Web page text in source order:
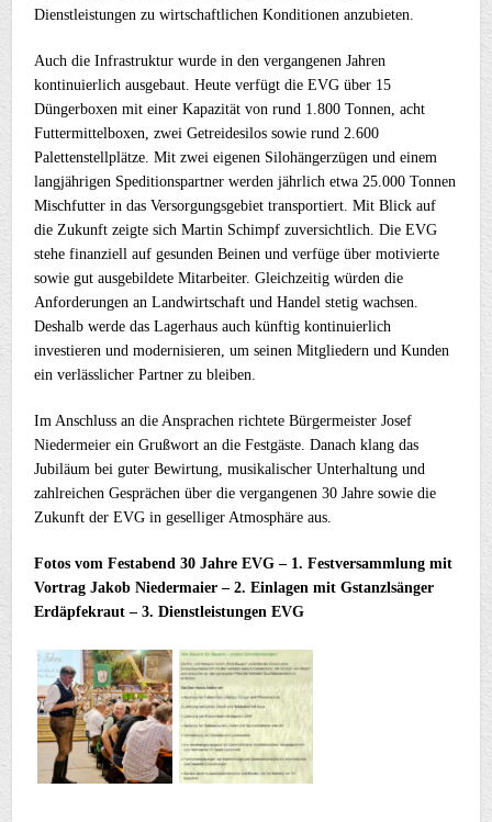
Dienstleistungen zu wirtschaftlichen Konditionen anzubieten.
Auch die Infrastruktur wurde in den vergangenen Jahren
kontinuierlich ausgebaut. Heute verfügt die EVG über 15
Düngerboxen mit einer Kapazität von rund 1.800 Tonnen, acht
Futtermittelboxen, zwei Getreidesilos sowie rund 2.600
Palettenstellplätze. Mit zwei eigenen Silohängerzügen und einem
langjährigen Speditionspartner werden jährlich etwa 25.000 Tonnen
Mischfutter in das Versorgungsgebiet transportiert. Mit Blick auf
die Zukunft zeigte sich Martin Schimpf zuversichtlich. Die EVG
stehe finanziell auf gesunden Beinen und verfüge über motivierte
sowie gut ausgebildete Mitarbeiter. Gleichzeitig würden die
Anforderungen an Landwirtschaft und Handel stetig wachsen.
Deshalb werde das Lagerhaus auch künftig kontinuierlich
investieren und modernisieren, um seinen Mitgliedern und Kunden
ein verlässlicher Partner zu bleiben.
Im Anschluss an die Ansprachen richtete Bürgermeister Josef
Niedermeier ein Grußwort an die Festgäste. Danach klang das
Jubiläum bei guter Bewirtung, musikalischer Unterhaltung und
zahlreichen Gesprächen über die vergangenen 30 Jahre sowie die
Zukunft der EVG in geselliger Atmosphäre aus.
Fotos vom Festabend 30 Jahre EVG – 1. Festversammlung mit
Vortrag Jakob Niedermaier – 2. Einlagen mit Gstanzlsänger
Erdäpfekraut – 3. Dienstleistungen EVG